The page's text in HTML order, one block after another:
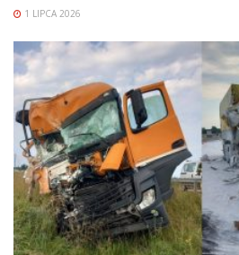
1 LIPCA 2026